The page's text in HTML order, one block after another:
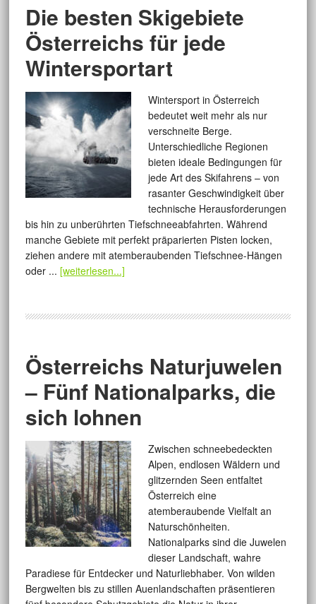
Die besten Skigebiete
Österreichs für jede
Wintersportart
Wintersport in Österreich
bedeutet weit mehr als nur
verschneite Berge.
Unterschiedliche Regionen
bieten ideale Bedingungen für
jede Art des Skifahrens – von
rasanter Geschwindigkeit über
technische Herausforderungen
bis hin zu unberührten Tiefschneeabfahrten. Während
manche Gebiete mit perfekt präparierten Pisten locken,
ziehen andere mit atemberaubenden Tiefschnee-Hängen
oder ... [weiterlesen...]
Österreichs Naturjuwelen
– Fünf Nationalparks, die
sich lohnen
Zwischen schneebedeckten
Alpen, endlosen Wäldern und
glitzernden Seen entfaltet
Österreich eine
atemberaubende Vielfalt an
Naturschönheiten.
Nationalparks sind die Juwelen
dieser Landschaft, wahre
Paradiese für Entdecker und Naturliebhaber. Von wilden
Bergwelten bis zu stillen Auenlandschaften präsentieren